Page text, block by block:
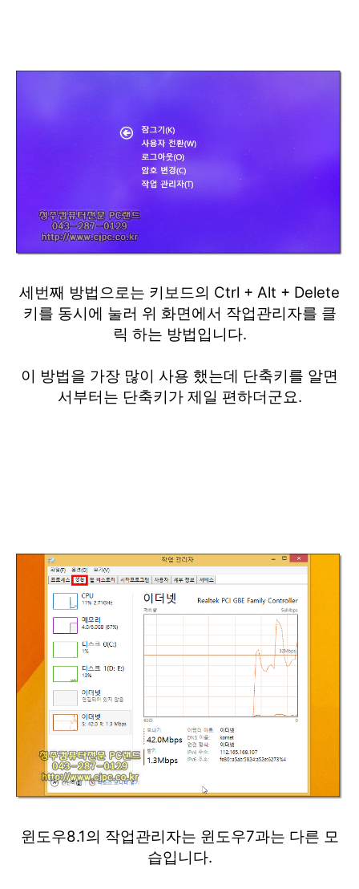
세번째 방법으로는 키보드의 Ctrl + Alt + Delete
키를 동시에 눌러 위 화면에서 작업관리자를 클
릭 하는 방법입니다.
이 방법을 가장 많이 사용 했는데 단축키를 알면
서부터는 단축키가 제일 편하더군요.
윈도우8.1의 작업관리자는 윈도우7과는 다른 모
습입니다.